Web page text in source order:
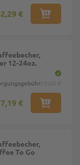
€
12-24oz.
€
To Go